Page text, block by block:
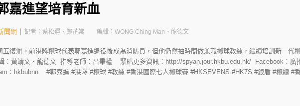
嘉進望培育新血
聞網 記者：蔡松運、鄭芷棠 編輯：WONG Ching Man、龍德文
復辦。前港隊欖球代表郭嘉進退役後成為消防員，但他仍然抽時間做兼職欖球教練，繼續培訓新一代
黃靖文、龍德文 指導老師：呂秉權 緊貼更多資訊：http://spyan.jour.hkbu.edu.hk/ Facebook：廣
：hkbubnn #郭嘉進 #港隊 #欖球 #教練 #香港國際七人欖球賽 #HKSEVENS #HK7S #銀盾 #欖總 #香